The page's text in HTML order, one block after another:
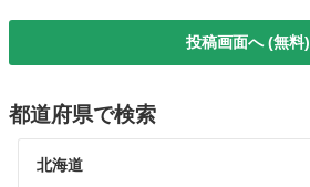
投稿画面へ (無料)
都道府県で検索
北海道